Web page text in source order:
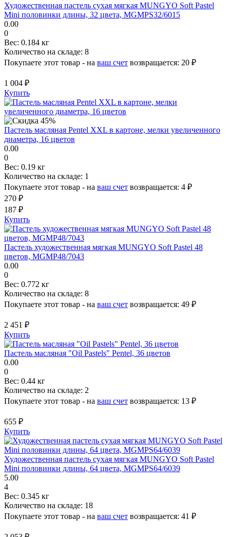
Художественная пастель сухая мягкая MUNGYO Soft Pastel
Mini половинки длины, 32 цвета, MGMPS32/6015
0.00
0
Вес: 0.184 кг
Количество на складе: 8
Покупаете этот товар - на ваш счет возвращается: 20 ₽
1 004 ₽
Купить
Пастель масляная Pentel XXL в картоне, мелки увеличенного
диаметра, 16 цветов
0.00
0
Вес: 0.19 кг
Количество на складе: 1
Покупаете этот товар - на ваш счет возвращается: 4 ₽
270 ₽
187 ₽
Купить
Пастель художественная мягкая MUNGYO Soft Pastel 48
цветов, MGMP48/7043
0.00
0
Вес: 0.772 кг
Количество на складе: 8
Покупаете этот товар - на ваш счет возвращается: 49 ₽
2 451 ₽
Купить
Пастель масляная "Oil Pastels" Pentel, 36 цветов
0.00
0
Вес: 0.44 кг
Количество на складе: 2
Покупаете этот товар - на ваш счет возвращается: 13 ₽
655 ₽
Купить
Художественная пастель сухая мягкая MUNGYO Soft Pastel
Mini половинки длины, 64 цвета, MGMPS64/6039
5.00
4
Вес: 0.345 кг
Количество на складе: 18
Покупаете этот товар - на ваш счет возвращается: 41 ₽